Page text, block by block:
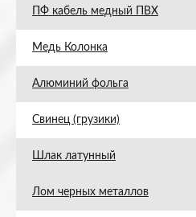
ПФ кабель медный ПВХ
Медь Колонка
Алюминий фольга
Свинец (грузики)
Шлак латунный
Лом черных металлов